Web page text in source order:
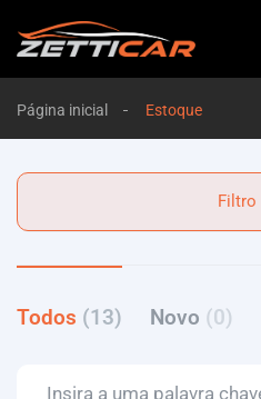
Página inicial Estoque
Todos (13) Novo (0)